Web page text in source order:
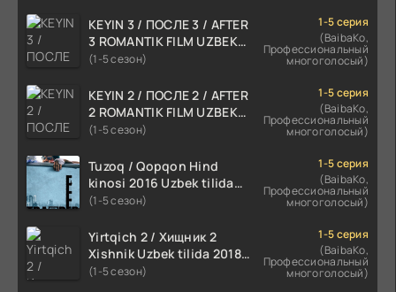
KEYIN 3 / ПОСЛЕ 3 / AFTER
3 ROMANTIK FILM UZBEK
TILIDA 2021 TARJIMA FILM
(1-5 сезон)
1-5 серия
(BaibaKo,
Профессиональный
многоголосый)
KEYIN 2 / ПОСЛЕ 2 / AFTER
2 ROMANTIK FILM UZBEK
TILIDA 2020 TARJIMA FILM
(1-5 сезон)
1-5 серия
(BaibaKo,
Профессиональный
многоголосый)
Tuzoq / Qopqon Hind
kinosi 2016 Uzbek tilida
tarjima film HD
(1-5 сезон)
1-5 серия
(BaibaKo,
Профессиональный
многоголосый)
Yirtqich 2 / Хищник 2
Xishnik Uzbek tilida 2018-
2024 O'zbekcha tarjima
(1-5 сезон)
1-5 серия
(BaibaKo,
Профессиональный
многоголосый)